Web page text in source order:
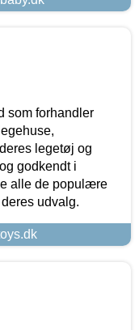
som forhandler
legetøj og
godkendt i
alle de populære
udvalg.